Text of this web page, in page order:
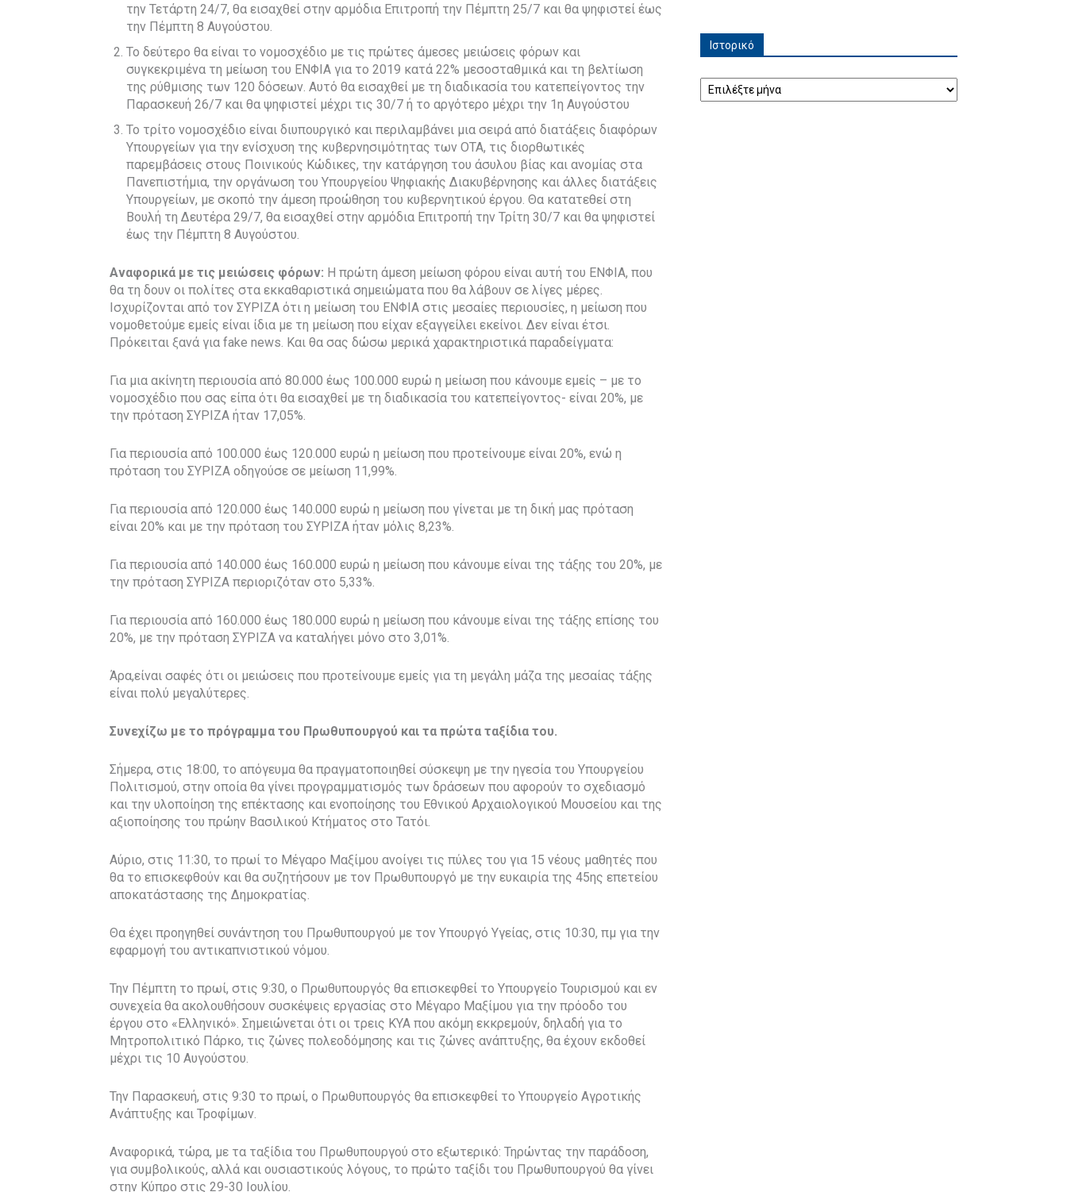
την Τετάρτη 24/7, θα εισαχθεί στην αρμόδια Επιτροπή την Πέμπτη 25/7 και θα ψηφιστεί έως
την Πέμπτη 8 Αυγούστου.
Το δεύτερο θα είναι το νομοσχέδιο με τις πρώτες άμεσες μειώσεις φόρων και
συγκεκριμένα τη μείωση του ΕΝΦΙΑ για το 2019 κατά 22% μεσοσταθμικά και τη βελτίωση
της ρύθμισης των 120 δόσεων. Αυτό θα εισαχθεί με τη διαδικασία του κατεπείγοντος την
Παρασκευή 26/7 και θα ψηφιστεί μέχρι τις 30/7 ή το αργότερο μέχρι την 1η Αυγούστου
Το τρίτο νομοσχέδιο είναι διυπουργικό και περιλαμβάνει μια σειρά από διατάξεις διαφόρων
Υπουργείων για την ενίσχυση της κυβερνησιμότητας των ΟΤΑ, τις διορθωτικές
παρεμβάσεις στους Ποινικούς Κώδικες, την κατάργηση του άσυλου βίας και ανομίας στα
Πανεπιστήμια, την οργάνωση του Υπουργείου Ψηφιακής Διακυβέρνησης και άλλες διατάξεις
Υπουργείων, με σκοπό την άμεση προώθηση του κυβερνητικού έργου. Θα κατατεθεί στη
Βουλή τη Δευτέρα 29/7, θα εισαχθεί στην αρμόδια Επιτροπή την Τρίτη 30/7 και θα ψηφιστεί
έως την Πέμπτη 8 Αυγούστου.
Αναφορικά με τις μειώσεις φόρων: Η πρώτη άμεση μείωση φόρου είναι αυτή του ΕΝΦΙΑ, που
θα τη δουν οι πολίτες στα εκκαθαριστικά σημειώματα που θα λάβουν σε λίγες μέρες.
Ισχυρίζονται από τον ΣΥΡΙΖΑ ότι η μείωση του ΕΝΦΙΑ στις μεσαίες περιουσίες, η μείωση που
νομοθετούμε εμείς είναι ίδια με τη μείωση που είχαν εξαγγείλει εκείνοι. Δεν είναι έτσι.
Πρόκειται ξανά για fake news. Και θα σας δώσω μερικά χαρακτηριστικά παραδείγματα:
Για μια ακίνητη περιουσία από 80.000 έως 100.000 ευρώ η μείωση που κάνουμε εμείς – με το
νομοσχέδιο που σας είπα ότι θα εισαχθεί με τη διαδικασία του κατεπείγοντος- είναι 20%, με
την πρόταση ΣΥΡΙΖΑ ήταν 17,05%.
Για περιουσία από 100.000 έως 120.000 ευρώ η μείωση που προτείνουμε είναι 20%, ενώ η
πρόταση του ΣΥΡΙΖΑ οδηγούσε σε μείωση 11,99%.
Για περιουσία από 120.000 έως 140.000 ευρώ η μείωση που γίνεται με τη δική μας πρόταση
είναι 20% και με την πρόταση του ΣΥΡΙΖΑ ήταν μόλις 8,23%.
Για περιουσία από 140.000 έως 160.000 ευρώ η μείωση που κάνουμε είναι της τάξης του 20%, με
την πρόταση ΣΥΡΙΖΑ περιοριζόταν στο 5,33%.
Για περιουσία από 160.000 έως 180.000 ευρώ η μείωση που κάνουμε είναι της τάξης επίσης του
20%, με την πρόταση ΣΥΡΙΖΑ να καταλήγει μόνο στο 3,01%.
Άρα,είναι σαφές ότι οι μειώσεις που προτείνουμε εμείς για τη μεγάλη μάζα της μεσαίας τάξης
είναι πολύ μεγαλύτερες.
Συνεχίζω με το πρόγραμμα του Πρωθυπουργού και τα πρώτα ταξίδια του.
Σήμερα, στις 18:00, το απόγευμα θα πραγματοποιηθεί σύσκεψη με την ηγεσία του Υπουργείου
Πολιτισμού, στην οποία θα γίνει προγραμματισμός των δράσεων που αφορούν το σχεδιασμό
και την υλοποίηση της επέκτασης και ενοποίησης του Εθνικού Αρχαιολογικού Μουσείου και της
αξιοποίησης του πρώην Βασιλικού Κτήματος στο Τατόι.
Αύριο, στις 11:30, το πρωί το Μέγαρο Μαξίμου ανοίγει τις πύλες του για 15 νέους μαθητές που
θα το επισκεφθούν και θα συζητήσουν με τον Πρωθυπουργό με την ευκαιρία της 45ης επετείου
αποκατάστασης της Δημοκρατίας.
Θα έχει προηγηθεί συνάντηση του Πρωθυπουργού με τον Υπουργό Υγείας, στις 10:30, πμ για την
εφαρμογή του αντικαπνιστικού νόμου.
Την Πέμπτη το πρωί, στις 9:30, ο Πρωθυπουργός θα επισκεφθεί το Υπουργείο Τουρισμού και εν
συνεχεία θα ακολουθήσουν συσκέψεις εργασίας στο Μέγαρο Μαξίμου για την πρόοδο του
έργου στο «Ελληνικό». Σημειώνεται ότι οι τρεις ΚΥΑ που ακόμη εκκρεμούν, δηλαδή για το
Μητροπολιτικό Πάρκο, τις ζώνες πολεοδόμησης και τις ζώνες ανάπτυξης, θα έχουν εκδοθεί
μέχρι τις 10 Αυγούστου.
Την Παρασκευή, στις 9:30 το πρωί, ο Πρωθυπουργός θα επισκεφθεί το Υπουργείο Αγροτικής
Ανάπτυξης και Τροφίμων.
Αναφορικά, τώρα, με τα ταξίδια του Πρωθυπουργού στο εξωτερικό: Τηρώντας την παράδοση,
για συμβολικούς, αλλά και ουσιαστικούς λόγους, το πρώτο ταξίδι του Πρωθυπουργού θα γίνει
στην Κύπρο στις 29-30 Ιουλίου.
Ιστορικό